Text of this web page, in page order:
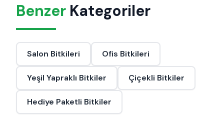
Benzer Kategoriler
Salon Bitkileri Ofis Bitkileri
Yeşil Yapraklı Bitkiler Çiçekli Bitkiler
Hediye Paketli Bitkiler